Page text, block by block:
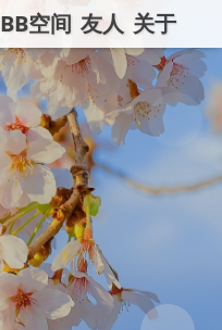
BB空间 友人 关于